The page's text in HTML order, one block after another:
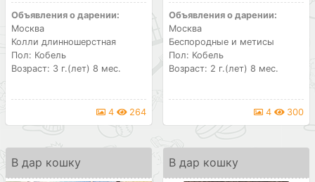
Объявления о дарении:
Москва
Колли длинношерстная
Пол: Кобель
Возраст: 3 г.(лет) 8 мес.
4 264
Объявления о дарении:
Москва
Беспородные и метисы
Пол: Кобель
Возраст: 2 г.(лет) 8 мес.
4 300
В дар кошку В дар кошку